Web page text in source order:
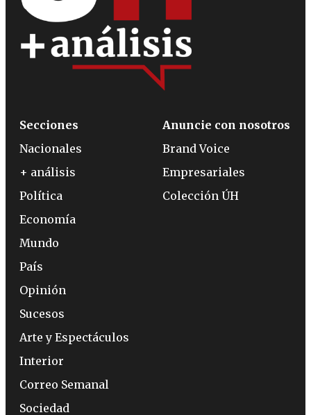
Secciones
Nacionales
+ análisis
Política
Economía
Mundo
País
Opinión
Sucesos
Arte y Espectáculos
Interior
Correo Semanal
Sociedad
Anuncie con nosotros
Brand Voice
Empresariales
Colección ÚH